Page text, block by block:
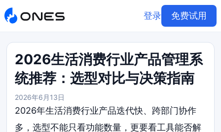
登录 免费试用
2026生活消费行业产品管理系
统推荐：选型对比与决策指南
2026年6月13日
2026年生活消费行业产品迭代快、跨部门协作
多，选型不能只看功能数量，更要看工具能否解